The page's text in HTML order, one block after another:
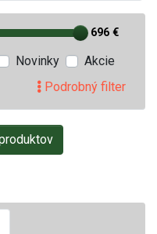
696 €
Novinky
Akcie
Podrobný filter